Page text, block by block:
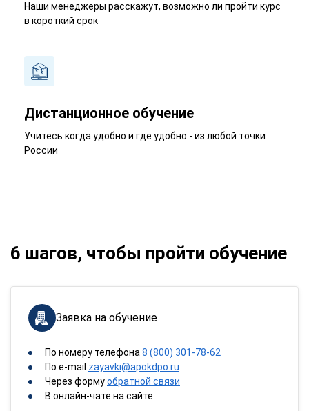
Наши менеджеры расскажут, возможно ли пройти курс
в короткий срок
Дистанционное обучение
Учитесь когда удобно и где удобно - из любой точки
России
6 шагов, чтобы пройти обучение
Заявка на обучение
По номеру телефона8 (800) 301-78-62
По e-mail zayavki@apokdpo.ru
Через формуобратной связи
В онлайн-чате на сайте